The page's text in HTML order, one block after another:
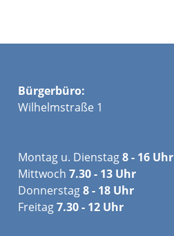
Bürgerbüro:
Wilhelmstraße 1
Montag u. Dienstag8 - 16 Uhr
Mittwoch 7.30 - 13 Uhr
Donnerstag8 - 18 Uhr
Freitag7.30 - 12 Uhr